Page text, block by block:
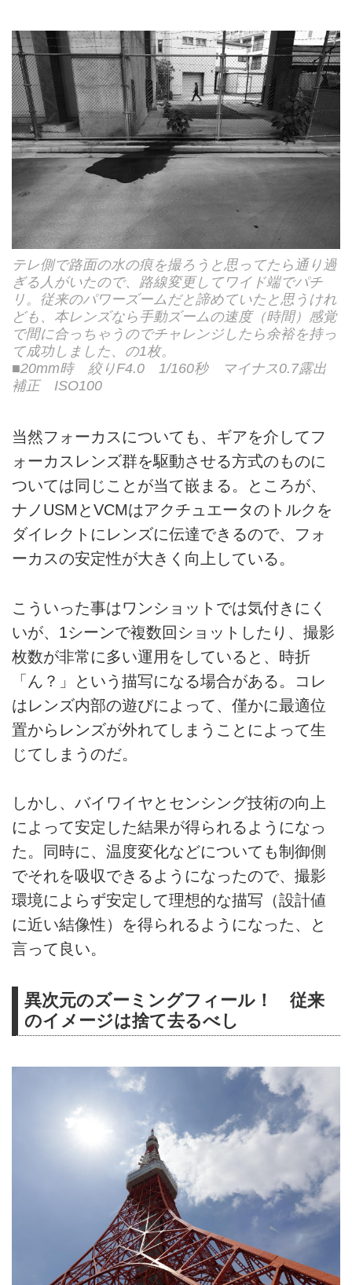
テレ側で路面の水の痕を撮ろうと思ってたら通り過
ぎる人がいたので、路線変更してワイド端でパチ
リ。従来のパワーズームだと諦めていたと思うけれ
ども、本レンズなら手動ズームの速度（時間）感覚
で間に合っちゃうのでチャレンジしたら余裕を持っ
て成功しました、の1枚。
■20mm時 絞りF4.0 1/160秒 マイナス0.7露出
補正 ISO100
当然フォーカスについても、ギアを介してフ
ォーカスレンズ群を駆動させる方式のものに
ついては同じことが当て嵌まる。ところが、
ナノUSMとVCMはアクチュエータのトルクを
ダイレクトにレンズに伝達できるので、フォ
ーカスの安定性が大きく向上している。
こういった事はワンショットでは気付きにく
いが、1シーンで複数回ショットしたり、撮影
枚数が非常に多い運用をしていると、時折
「ん？」という描写になる場合がある。コレ
はレンズ内部の遊びによって、僅かに最適位
置からレンズが外れてしまうことによって生
じてしまうのだ。
しかし、バイワイヤとセンシング技術の向上
によって安定した結果が得られるようになっ
た。同時に、温度変化などについても制御側
でそれを吸収できるようになったので、撮影
環境によらず安定して理想的な描写（設計値
に近い結像性）を得られるようになった、と
言って良い。
異次元のズーミングフィール！ 従来
のイメージは捨て去るべし